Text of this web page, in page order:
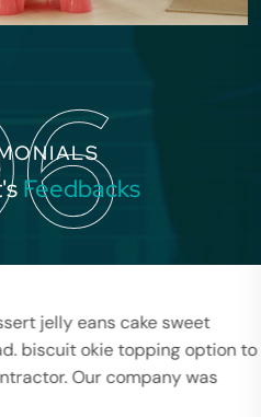
Feedbacks
jelly eans cake sweet
okie topping option to
Our company was